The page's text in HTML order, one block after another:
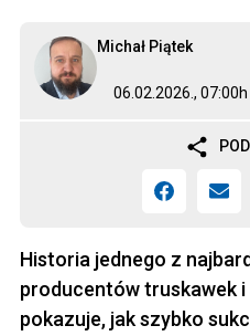
06.02.2026., 07:00h
Michał Piątek
Historia jednego z
producentów truskawek
pokazuje, jak szybko